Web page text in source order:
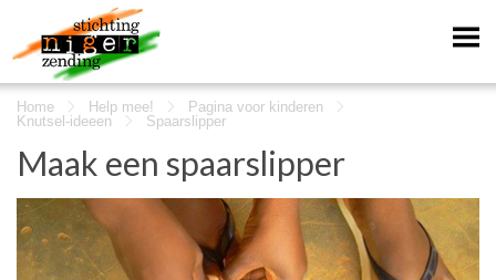
Home Help mee!
Pagina voor kinderen
Knutsel-ideeen
Spaarslipper
Maak een spaarslipper